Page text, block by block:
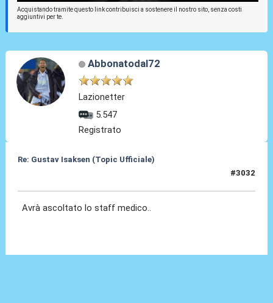
Acquistando tramite questo link contribuisci a sostenere il nostro sito, senza costi
aggiuntivi per te.
Abbonatodal72
Lazionetter
5.547
Registrato
Re: Gustav Isaksen (Topic Ufficiale)
#3032
Avrà ascoltato lo staff medico..